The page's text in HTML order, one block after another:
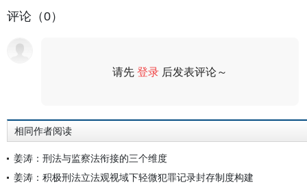
评论（0）
请先登录 后发表评论～
相同作者阅读
姜涛：刑法与监察法衔接的三个维度
姜涛：积极刑法立法观视域下轻微犯罪记录封存制度构建